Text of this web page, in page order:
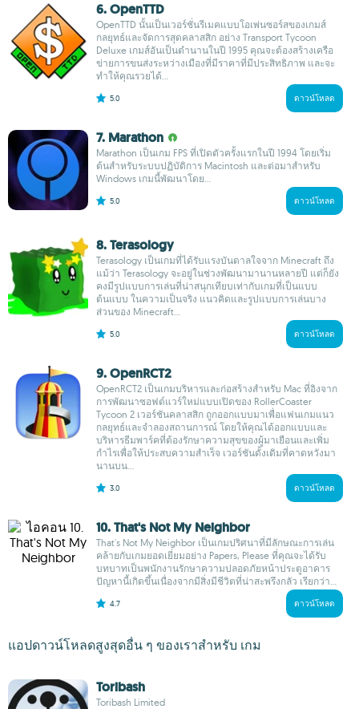
6. OpenTTD
OpenTTD นั้นเป็นเวอร์ชั่นรีเมคแบบโอเพ่นซอร์สของเกมส์
กลยุทธ์และจัดการสุดคลาสสิก อย่าง Transport Tycoon
Deluxe เกมส์อันเป็นตำนานในปี 1995 คุณจะต้องสร้างเครือ
ข่ายการขนส่งระหว่างเมืองที่มีราคาที่มีประสิทธิภาพ และจะ
ทำให้คุณรวยได้...
5.0 ดาวน์โหลด
7. Marathon
Marathon เป็นเกม FPS ที่เปิดตัวครั้งแรกในปี 1994 โดยเริ่ม
ต้นสำหรับระบบปฏิบัติการ Macintosh และต่อมาสำหรับ
Windows เกมนี้พัฒนาโดย...
5.0 ดาวน์โหลด
8. Terasology
Terasology เป็นเกมที่ได้รับแรงบันดาลใจจาก Minecraft ถึง
แม้ว่า Terasology จะอยู่ในช่วงพัฒนามานานหลายปี แต่ก็ยัง
คงมีรูปแบบการเล่นที่น่าสนุกเทียบเท่ากับเกมที่เป็นแบบ
ต้นแบบ ในความเป็นจริง แนวคิดและรูปแบบการเล่นบาง
ส่วนของ Minecraft...
5.0 ดาวน์โหลด
9. OpenRCT2
OpenRCT2 เป็นเกมบริหารและก่อสร้างสำหรับ Mac ที่อิงจาก
การพัฒนาซอฟต์แวร์ใหม่แบบเปิดของ RollerCoaster
Tycoon 2 เวอร์ชันคลาสสิก ถูกออกแบบมาเพื่อแฟนเกมแนว
กลยุทธ์และจำลองสถานการณ์ โดยให้คุณได้ออกแบบและ
บริหารธีมพาร์คที่ต้องรักษาความสุขของผู้มาเยือนและเพิ่ม
กำไรเพื่อให้ประสบความสำเร็จ เวอร์ชันดั้งเดิมที่คาดหวังมา
นานบน...
3.0 ดาวน์โหลด
10. That's Not My Neighbor
That's Not My Neighbor เป็นเกมปริศนาที่มีลักษณะการเล่น
คล้ายกับเกมยอดเยี่ยมอย่าง Papers, Please ที่คุณจะได้รับ
บทบาทเป็นพนักงานรักษาความปลอดภัยหน้าประตูอาคาร
ปัญหานี้เกิดขึ้นเนื่องจากมีสิ่งมีชีวิตที่น่าสะพรึงกลัว เรียกว่า...
4.7 ดาวน์โหลด
แอปดาวน์โหลดสูงสุดอื่น ๆ ของเราสำหรับ เกม
Toribash
Toribash Limited